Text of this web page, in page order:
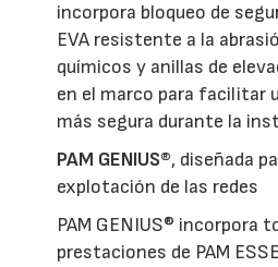
incorpora bloqueo de
EVA resistente a la
químicos y anillas de
en el marco para facilitar
más segura durante la
PAM GENIUS®, diseñada
explotación de las redes
PAM GENIUS® incorpora
prestaciones de PAM